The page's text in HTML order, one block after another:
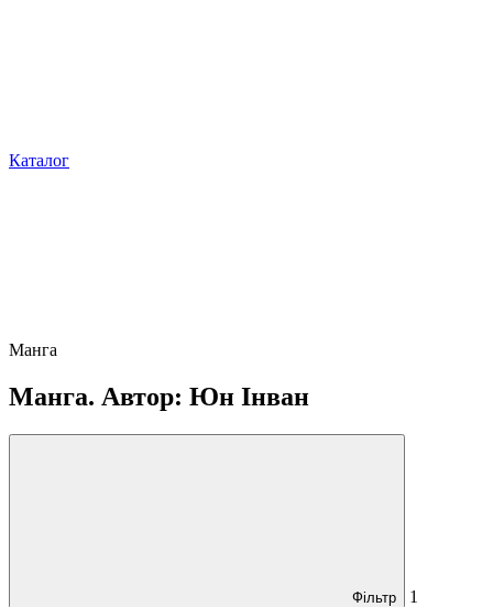
Каталог
Манга
Манга. Автор: Юн Інван
Фільтр 1